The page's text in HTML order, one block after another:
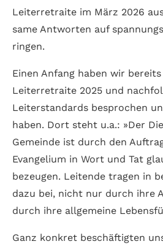
Leiter­retraite im März 2026
same Antworten auf
ringen.
Einen Anfang haben wir
Leiter­retraite 2025 und
Leiter­standards besprochen
haben. Dort steht u.a.: »Der
Gemeinde ist durch den
Evangelium in Wort und Tat
bezeugen. Leitende tragen in
dazu bei, nicht nur durch ihre
durch ihre allgemeine
Ganz konkret beschäftigten